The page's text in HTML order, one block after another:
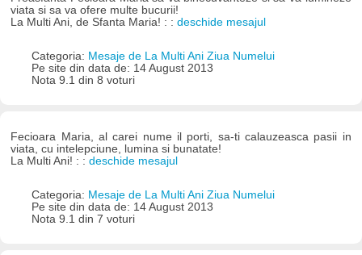
viata si sa va ofere multe bucurii!
La Multi Ani, de Sfanta Maria! : :deschide mesajul
Categoria: Mesaje de La Multi Ani Ziua Numelui
Pe site din data de: 14 August 2013
Nota 9.1 din 8 voturi
Fecioara Maria, al carei nume il porti, sa-ti calauzeasca pasii in
viata, cu intelepciune, lumina si bunatate!
La Multi Ani! : :deschide mesajul
Categoria: Mesaje de La Multi Ani Ziua Numelui
Pe site din data de: 14 August 2013
Nota 9.1 din 7 voturi